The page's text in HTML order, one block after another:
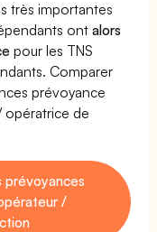
très importantes
ontalors
pour les TNS
Comparer
prévoyance
opératrice de
prévoyances
/